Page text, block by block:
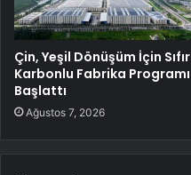
Çin, Yeşil Dönüşüm İçin Sıfır
Karbonlu Fabrika Programı
Başlattı
Ağustos 7, 2026